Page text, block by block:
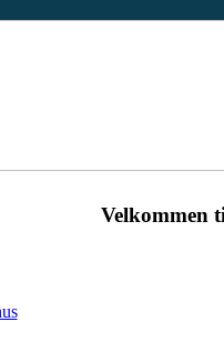
Velkommen